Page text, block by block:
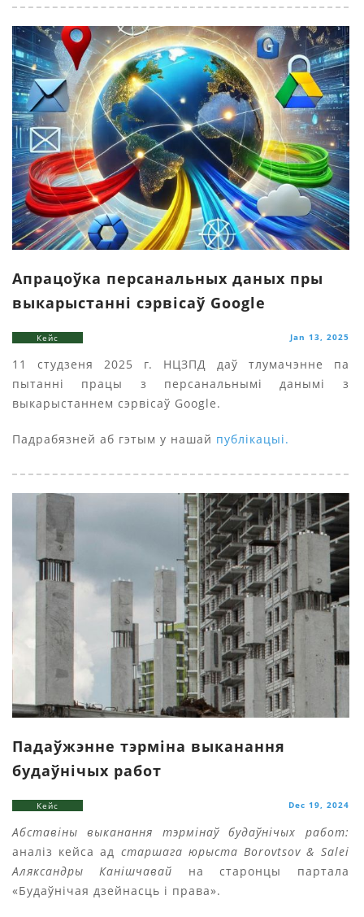
Апрацоўка персанальных даных пры
выкарыстанні сэрвісаў Google
Кейс Jan 13, 2025
11 студзеня 2025 г. НЦЗПД даў тлумачэнне па
пытанні працы з персанальнымі данымі з
выкарыстаннем сэрвісаў Google.
Падрабязней аб гэтым у нашай публікацыі.
Падаўжэнне тэрміна выканання
будаўнічых работ
Кейс Dec 19, 2024
Абставіны выканання тэрмінаў будаўнічых работ:
аналіз кейса ад старшага юрыста Borovtsov & Salei
Аляксандры Канішчавай на старонцы партала
«Будаўнічая дзейнасць і права».